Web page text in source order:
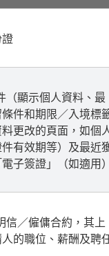
證
（顯示個人資料、最
件和期限／入境標
更改的頁面，如個
有效期等）及最近
子簽證」（如適用）
信／僱傭合約，其上
的職位、薪酬及聘